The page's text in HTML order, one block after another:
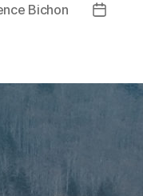
Bichon
Post